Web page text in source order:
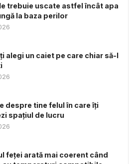
trebuie uscate astfel încât apa
la baza perilor
alegi un caiet pe care chiar să-l
despre tine felul în care îți
spațiul de lucru
feței arată mai coerent când